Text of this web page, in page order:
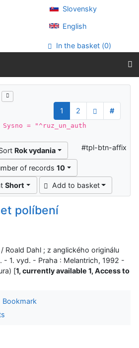
Slovensky
English
In the basket (0)
1
2
#
= "^ruz_un_auth
Rok vydania
of records 10
Short Add to basket
#tpl-btn-affix
políbení
Roald Dahl ; z anglického originálu
- 1. vyd. - Praha : Melantrich, 1992 -
[1, currently available 1, Access to
Bookmark